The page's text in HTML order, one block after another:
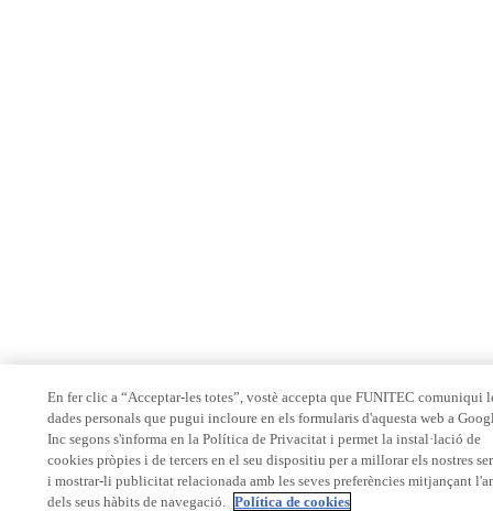
En fer clic a “Acceptar-les totes”, vostè accepta que FUNITEC comuniqui
dades personals que pugui incloure en els formularis d'aquesta web a
Inc segons s'informa en la Política de Privacitat i permet la instal·lació de
cookies pròpies i de tercers en el seu dispositiu per a millorar els nostres
i mostrar-li publicitat relacionada amb les seves preferències mitjançant
dels seus hàbits de navegació. Política de cookies